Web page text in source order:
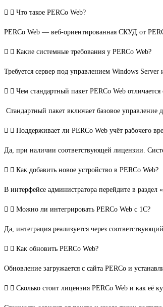
Что такое PERCo Web?
PERCo Web — веб-ориентированная СКУД от
Какие системные требования у PERCo Web?
Требуется сервер под управлением Windows
Чем стандартный пакет PERCo Web
Стандартный пакет включает базовое
Поддерживает ли PERCo Web учёт рабочего
Да, при наличии соответствующей лицензии.
Как добавить новое устройство в PERCo Web?
В интерфейсе администратора перейдите в
Можно ли интегрировать PERCo Web с 1С?
Да, интеграция реализуется через
Как обновить PERCo Web?
Обновление загружается с сайта PERCo и
Сколько стоит лицензия PERCo Web и как её